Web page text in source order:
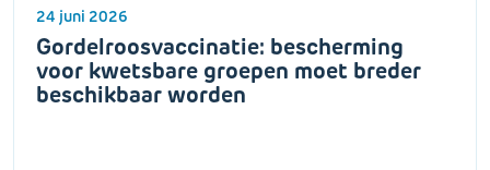
24 juni 2026
Gordelroosvaccinatie: bescherming
voor kwetsbare groepen moet breder
beschikbaar worden